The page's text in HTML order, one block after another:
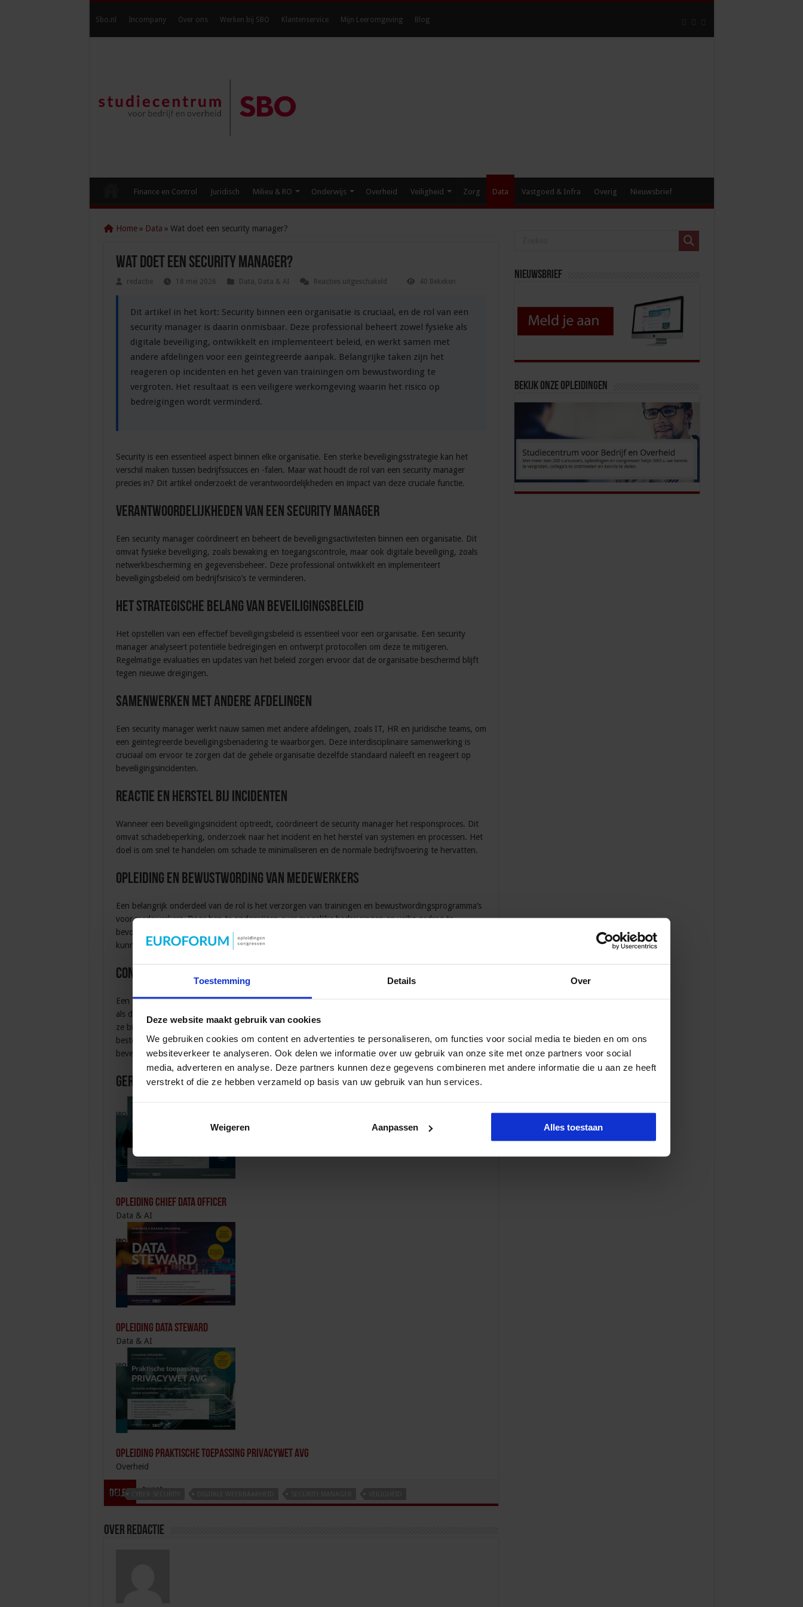
Toestemming Details Over
Deze website maakt gebruik van cookies
We gebruiken cookies om content en advertenties te personaliseren, om functies voor social media te bieden en om ons
websiteverkeer te analyseren. Ook delen we informatie over uw gebruik van onze site met onze partners voor social
media, adverteren en analyse. Deze partners kunnen deze gegevens combineren met andere informatie die u aan ze heeft
verstrekt of die ze hebben verzameld op basis van uw gebruik van hun services.
Weigeren Aanpassen Alles toestaan
Sbo.nl Incompany Over ons Werken bij SBO Klantenservice Mijn Leeromgeving Blog
Finance en Control Juridisch Milieu & RO Onderwijs Overheid Veiligheid Zorg Data Vastgoed & Infra Overig Nieuwsbrief
Home » Data » Wat doet een security manager?
Wat doet een security manager?
redactie 18 mei 2026 Data, Data & AI Reacties uitgeschakeld
security
manager?
40 Bekeken
Dit artikel in het kort: Security binnen een organisatie is cruciaal, en de rol van een
security manager is daarin onmisbaar. Deze professional beheert zowel fysieke als
digitale beveiliging, ontwikkelt en implementeert beleid, en werkt samen met
andere afdelingen voor een geïntegreerde aanpak. Belangrijke taken zijn het
reageren op incidenten en het geven van trainingen om bewustwording te
vergroten. Het resultaat is een veiligere werkomgeving waarin het risico op
bedreigingen wordt verminderd.
Security is een essentieel aspect binnen elke organisatie. Een sterke beveiligingsstrategie kan het
verschil maken tussen bedrijfssucces en -falen. Maar wat houdt de rol van een security manager
precies in? Dit artikel onderzoekt de verantwoordelijkheden en impact van deze cruciale functie.
Verantwoordelijkheden van een security manager
Een security manager coördineert en beheert de beveiligingsactiviteiten binnen een organisatie. Dit
omvat fysieke beveiliging, zoals bewaking en toegangscontrole, maar ook digitale beveiliging, zoals
netwerkbescherming en gegevensbeheer. Deze professional ontwikkelt en implementeert
beveiligingsbeleid om bedrijfsrisico’s te verminderen.
Het strategische belang van beveiligingsbeleid
Het opstellen van een effectief beveiligingsbeleid is essentieel voor een organisatie. Een security
manager analyseert potentiële bedreigingen en ontwerpt protocollen om deze te mitigeren.
Regelmatige evaluaties en updates van het beleid zorgen ervoor dat de organisatie beschermd blijft
tegen nieuwe dreigingen.
Samenwerken met andere afdelingen
Een security manager werkt nauw samen met andere afdelingen, zoals IT, HR en juridische teams, om
een geïntegreerde beveiligingsbenadering te waarborgen. Deze interdisciplinaire samenwerking is
cruciaal om ervoor te zorgen dat de gehele organisatie dezelfde standaard naleeft en reageert op
beveiligingsincidenten.
Reactie en herstel bij incidenten
Wanneer een beveiligingsincident optreedt, coördineert de security manager het responsproces. Dit
omvat schadebeperking, onderzoek naar het incident en het herstel van systemen en processen. Het
doel is om snel te handelen om schade te minimaliseren en de normale bedrijfsvoering te hervatten.
Opleiding en bewustwording van medewerkers
Een belangrijk onderdeel van de rol is het verzorgen van trainingen en bewustwordingsprogramma’s
voor medewerkers. Door hen te onderwijzen over mogelijke bedreigingen en veilig gedrag te
bevorderen, verkleint de security manager de kans op menselijke fouten die tot beveiligingslekken
kunnen leiden.
Conclusie
Een security manager speelt een centrale rol in het waarborgen van de veiligheid van zowel fysieke
als digitale bedrijfsaspecten. Door strategisch beleid en samenwerking over afdelingen heen dragen
ze bij aan het creëren van een veilige werkomgeving. Organisaties doen er goed aan aandacht te
besteden aan de beveiligingstrainingen die security managers kunnen bieden om zo hun algehele
beveiligingshouding te versterken.
Gerelateerde Opleidingen en Cursussen
Opleiding Chief Data Officer
Data & AI
Opleiding Data Steward
Data & AI
Opleiding Praktische toepassing Privacywet AVG
Overheid
Delen tweet
Tags
Over redactie
Nieuwsbrief
Bekijk onze opleidingen